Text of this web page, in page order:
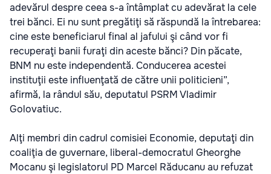
adevărul despre ceea s-a întâmplat cu adevărat la cele
trei bănci. Ei nu sunt pregătiţi să răspundă la întrebarea:
cine este beneficiarul final al jafului şi când vor fi
recuperaţi banii furaţi din aceste bănci? Din păcate,
BNM nu este independentă. Conducerea acestei
instituţii este influenţată de către unii politicieni”,
afirmă, la rândul său, deputatul PSRM Vladimir
Golovatiuc.
Alţi membri din cadrul comisiei Economie, deputaţi din
coaliţia de guvernare, liberal-democratul Gheorghe
Mocanu şi legislatorul PD Marcel Răducanu au refuzat